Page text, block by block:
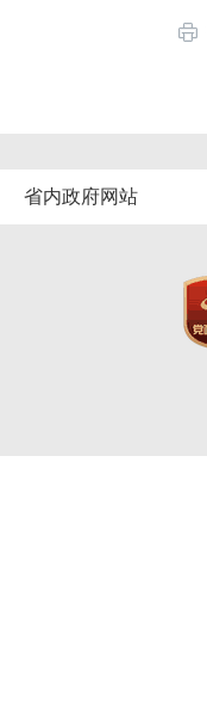
省内政府网站